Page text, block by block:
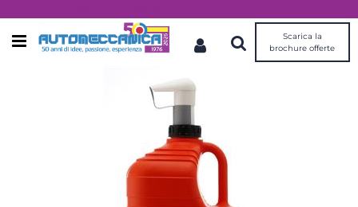
Open menu
Scarica la
brochure offerte